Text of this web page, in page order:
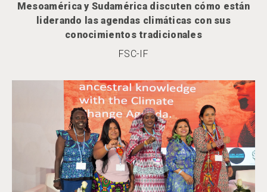
Mesoamérica y Sudamérica discuten cómo están
liderando las agendas climáticas con sus
conocimientos tradicionales
FSC-IF